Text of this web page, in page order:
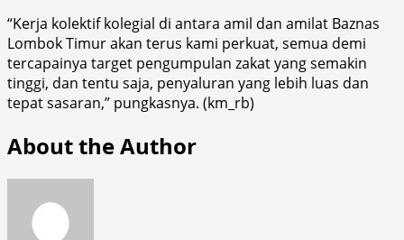
“Kerja kolektif kolegial di antara amil dan amilat Baznas
Lombok Timur akan terus kami perkuat, semua demi
tercapainya target pengumpulan zakat yang semakin
tinggi, dan tentu saja, penyaluran yang lebih luas dan
tepat sasaran,” pungkasnya. (km_rb)
About the Author